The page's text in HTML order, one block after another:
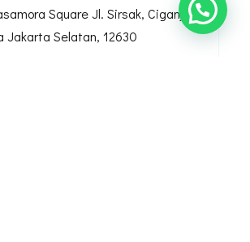
Square Jl. Sirsak, Ciganjur, Kec.
Jakarta Selatan, 12630